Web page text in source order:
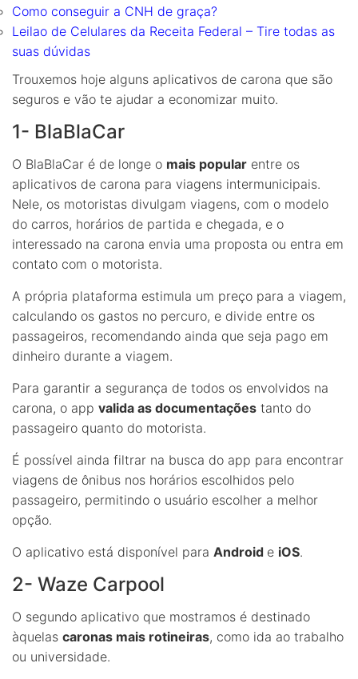
Como conseguir a CNH de graça?
Leilao de Celulares da Receita Federal – Tire todas as
suas dúvidas
Trouxemos hoje alguns aplicativos de carona que são
seguros e vão te ajudar a economizar muito.
1- BlaBlaCar
O BlaBlaCar é de longe o mais popular entre os
aplicativos de carona para viagens intermunicipais.
Nele, os motoristas divulgam viagens, com o modelo
do carros, horários de partida e chegada, e o
interessado na carona envia uma proposta ou entra em
contato com o motorista.
A própria plataforma estimula um preço para a viagem,
calculando os gastos no percuro, e divide entre os
passageiros, recomendando ainda que seja pago em
dinheiro durante a viagem.
Para garantir a segurança de todos os envolvidos na
carona, o app valida as documentações tanto do
passageiro quanto do motorista.
É possível ainda filtrar na busca do app para encontrar
viagens de ônibus nos horários escolhidos pelo
passageiro, permitindo o usuário escolher a melhor
opção.
O aplicativo está disponível para Android e iOS.
2- Waze Carpool
O segundo aplicativo que mostramos é destinado
àquelas caronas mais rotineiras, como ida ao trabalho
ou universidade.